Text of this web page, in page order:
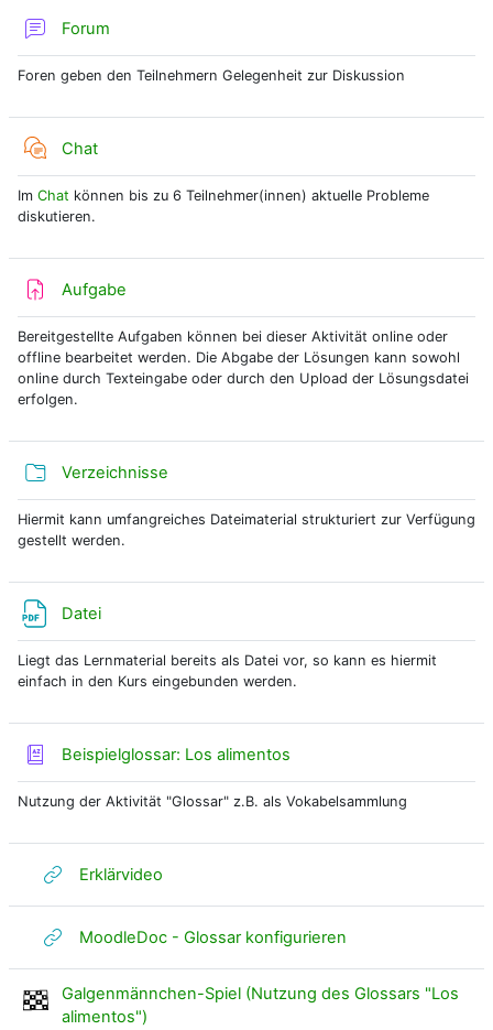
Forum
Foren geben den Teilnehmern Gelegenheit zur Diskussion
Chat
Im Chat können bis zu 6 Teilnehmer(innen) aktuelle Probleme
diskutieren.
Aufgabe
Bereitgestellte Aufgaben können bei dieser Aktivität online oder
offline bearbeitet werden. Die Abgabe der Lösungen kann sowohl
online durch Texteingabe oder durch den Upload der Lösungsdatei
erfolgen.
Verzeichnisse
Hiermit kann umfangreiches Dateimaterial strukturiert zur Verfügung
gestellt werden.
Datei
Liegt das Lernmaterial bereits als Datei vor, so kann es hiermit
einfach in den Kurs eingebunden werden.
Beispielglossar: Los alimentos
Nutzung der Aktivität "Glossar" z.B. als Vokabelsammlung
Erklärvideo
MoodleDoc - Glossar konfigurieren
Galgenmännchen-Spiel (Nutzung des Glossars "Los
alimentos")